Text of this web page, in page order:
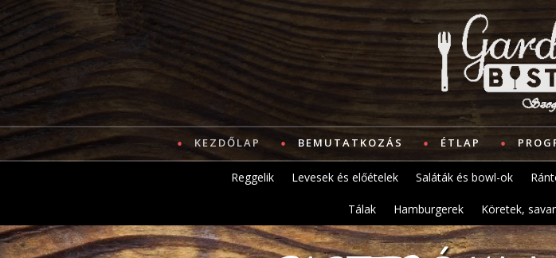
KEZDŐLAP BEMUTATKOZÁS ÉTLAP
Reggelik Levesek és előételek Saláták és bowl-ok
Tálak Hamburgerek Köretek,